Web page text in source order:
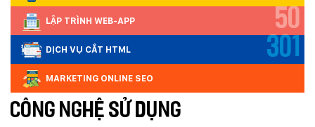
LẬP TRÌNH WEB-APP 50
DỊCH VỤ CẮT HTML 301
MARKETING ONLINE SEO
CÔNG NGHỆ SỬ DỤNG